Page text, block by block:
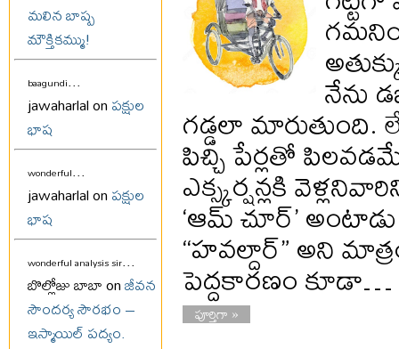
మలిన బాష్ప
మౌక్తికమ్ము!
baagundi...
jawaharlal onపక్షుల
భాష
wonderful...
jawaharlal onపక్షుల
భాష
wonderful analysis sir...
బొల్లోజు బాబా onజీవన
సౌందర్య సౌరభం –
ఇస్మాయిల్ పద్యం.
నేను
గడ్డలా
పిచ్చి పేర్లతో
ఎక్స్కర్షన్లకి
‘ఆమ్ చూర్’
“హవల్దార్” అని
పెద్దకారణం కూడా…
పూర్తిగా »